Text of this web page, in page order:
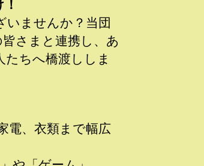
いませんか？当団
さまと連携し、あ
ちへ橋渡ししま
電、衣類まで幅広